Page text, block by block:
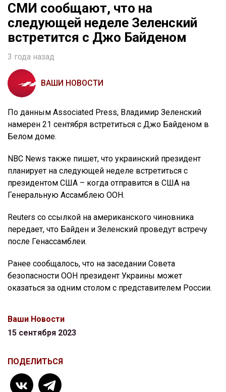
СМИ сообщают, что на
следующей неделе Зеленский
встретится с Джо Байденом
3 года назад
ВАШИ НОВОСТИ
По данным Associated Press, Владимир Зеленский
намерен 21 сентября встретиться с Джо Байденом в
Белом доме.
NBC News также пишет, что украинский президент
планирует на следующей неделе встретиться с
президентом США – когда отправится в США на
Генеральную Ассамблею ООН.
Reuters со ссылкой на американского чиновника
передает, что Байден и Зеленский проведут встречу
после Генассамблеи.
Ранее сообщалось, что на заседании Совета
безопасности ООН президент Украины может
оказаться за одним столом с представителем России.
Ваши Новости
15 сентября 2023
ПОДЕЛИТЬСЯ